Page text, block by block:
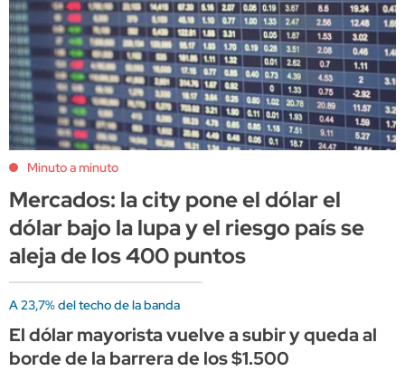
Minuto a minuto
Mercados: la city pone el dólar el
dólar bajo la lupa y el riesgo país se
aleja de los 400 puntos
A 23,7% del techo de la banda
El dólar mayorista vuelve a subir y queda al
borde de la barrera de los $1.500